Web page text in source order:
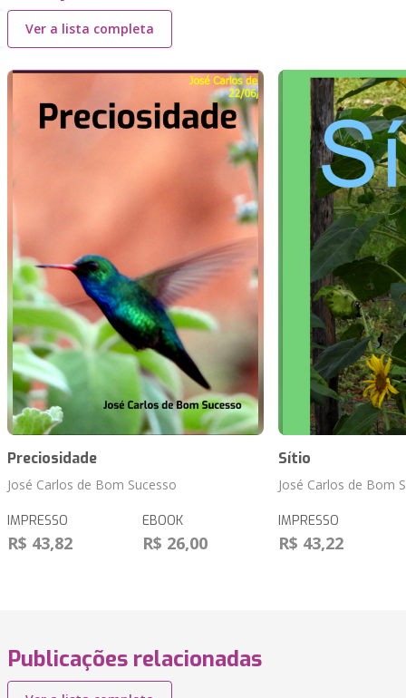
Ver a lista completa
Preciosidade
José Carlos de Bom Sucesso
IMPRESSO
R$ 43,82
EBOOK
R$ 26,00
Sítio
José Carlos de Bom
IMPRESSO
R$ 43,22
Publicações relacionadas